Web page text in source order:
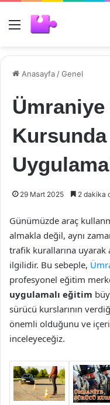
Menü
Anasayfa /Genel
29 Mart 2025 2 dakika
Günümüzde araç
almakla değil, aynı
trafik kurallarına uyarak
ilgilidir. Bu sebeple,
profesyonel eğitim
uygulamalı eğitim
sürücü kurslarının
önemli olduğunu ve
inceleyeceğiz.